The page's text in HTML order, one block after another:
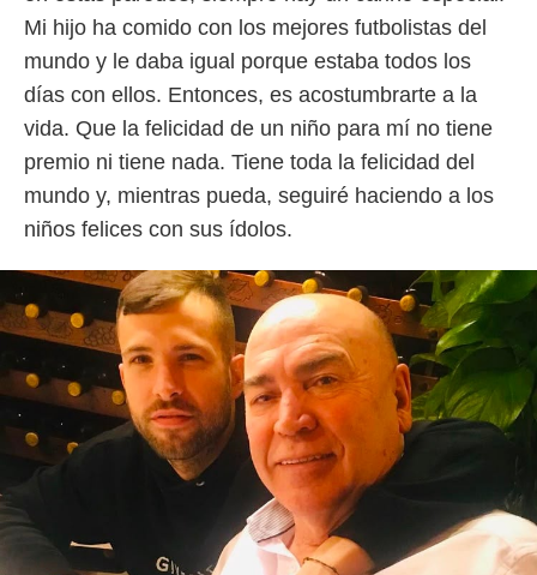
Mi hijo ha comido con los mejores futbolistas del
mundo y le daba igual porque estaba todos los
días con ellos. Entonces, es acostumbrarte a la
vida. Que la felicidad de un niño para mí no tiene
premio ni tiene nada. Tiene toda la felicidad del
mundo y, mientras pueda, seguiré haciendo a los
niños felices con sus ídolos.